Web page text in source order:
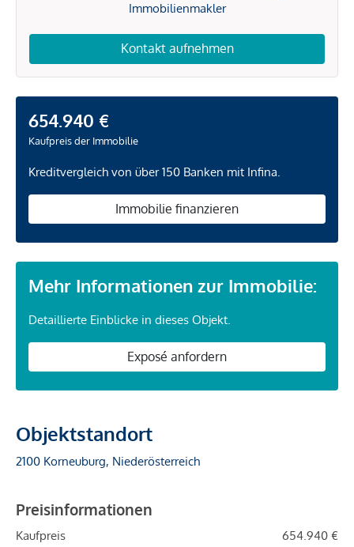
Immobilienmakler
Kontakt aufnehmen
654.940 €
Kaufpreis der Immobilie
Kreditvergleich von über 150 Banken mit Infina.
Immobilie finanzieren
Mehr Informationen zur Immobilie:
Detaillierte Einblicke in dieses Objekt.
Exposé anfordern
Objektstandort
2100 Korneuburg, Niederösterreich
Preisinformationen
Kaufpreis
654.940 €